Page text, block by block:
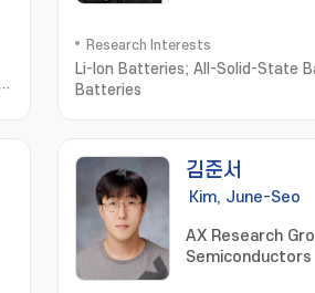
Research Interests
Li-Ion Batteries; All-Solid-State
Batteries
김준서
Kim, June-Seo
AX Research
Semiconductors